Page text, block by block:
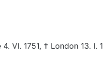
VI. 1751, † London 13. I.